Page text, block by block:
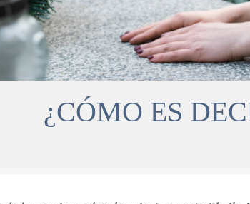
¿CÓMO ES